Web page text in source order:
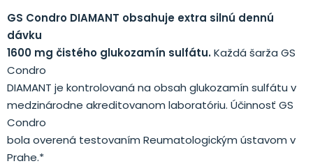
GS Condro DIAMANT obsahuje extra silnú dennú
dávku
1600 mg čistého glukozamín sulfátu.Každá šarža GS
Condro
DIAMANT je kontrolovaná na obsah glukozamín sulfátu v
medzinárodne akreditovanom laboratóriu. Účinnosť GS
Condro
bola overená testovaním Reumatologickým ústavom v
Prahe.*